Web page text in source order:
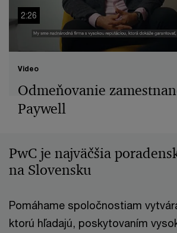
Video
Odmeňovanie
Paywell
2:26
PwC je najväčšia
na Slovensku
Pomáhame spoločnostiam
ktorú hľadajú, poskytovaním